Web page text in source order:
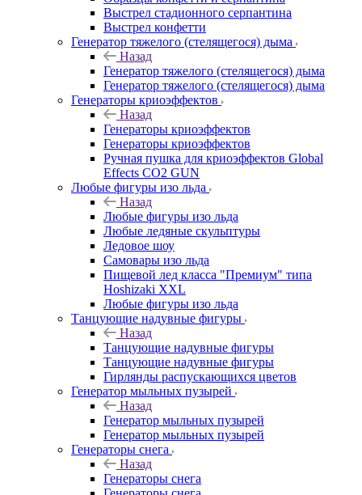
Выстрел стадионного серпантина
Выстрел конфетти
Генератор тяжелого (стелящегося) дыма
Назад
Генератор тяжелого (стелящегося) дыма
Генератор тяжелого (стелящегося) дыма
Генераторы криоэффектов
Назад
Генераторы криоэффектов
Генераторы криоэффектов
Ручная пушка для криоэффектов Global
Effects CO2 GUN
Любые фигуры изо льда
Назад
Любые фигуры изо льда
Любые ледяные скульптуры
Ледовое шоу
Самовары изо льда
Пищевой лед класса "Премиум" типа
Hoshizaki XXL
Любые фигуры изо льда
Танцующие надувные фигуры
Назад
Танцующие надувные фигуры
Танцующие надувные фигуры
Гирлянды распускающихся цветов
Генератор мыльных пузырей
Назад
Генератор мыльных пузырей
Генератор мыльных пузырей
Генераторы снега
Назад
Генераторы снега